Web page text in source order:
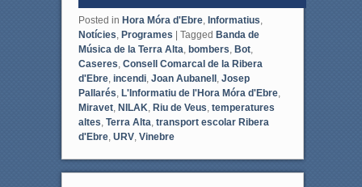
Posted in Hora Móra d'Ebre, Informatius
Notícies Programes | Tagged Banda de
Música de la Terra Alta bombers Bot,
Caseres Consell Comarcal de la Ribera
d'Ebre, incendi, Joan Aubanell, Josep
Pallarés L'Informatiu de l'Hora Móra d'Ebre,
Miravet, NILAK Riu de Veus temperatures
altes Terra Alta transport escolar Ribera
d'Ebre, URV, Vinebre